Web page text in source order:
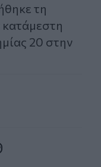
τη
20 στην